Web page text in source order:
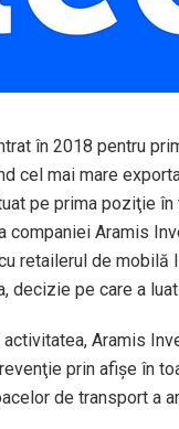
în 2018 pentru
cel mai mare
pe prima poziţie
companiei Aramis
retailerul de
decizie pe care a
activitatea, Aramis
prin afişe în
de transport a